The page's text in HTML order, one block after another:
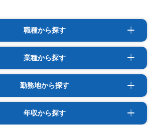
職種から探す
業種から探す
勤務地から探す
年収から探す